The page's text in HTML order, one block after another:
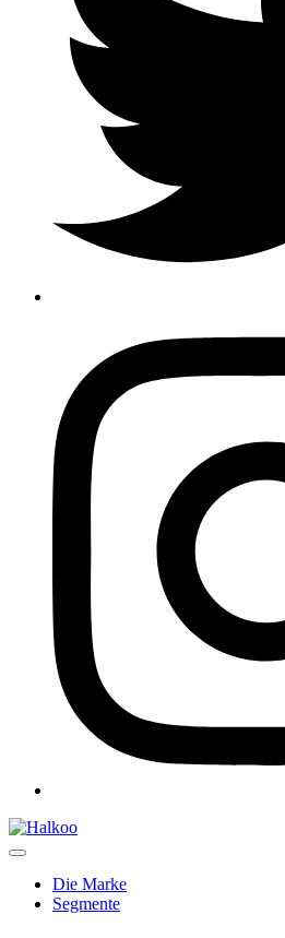
Die Marke
Segmente